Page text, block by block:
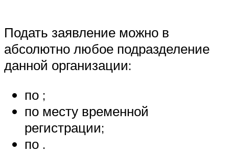
Подать заявление можно в
абсолютно любое подразделение
данной организации:
по ;
по месту временной
регистрации;
по .